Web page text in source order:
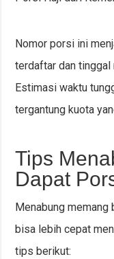
Nomor porsi ini
terdaftar dan tinggal
Estimasi waktu
tergantung kuota
Tips
Dapat
Menabung memang
bisa lebih cepat
tips berikut: